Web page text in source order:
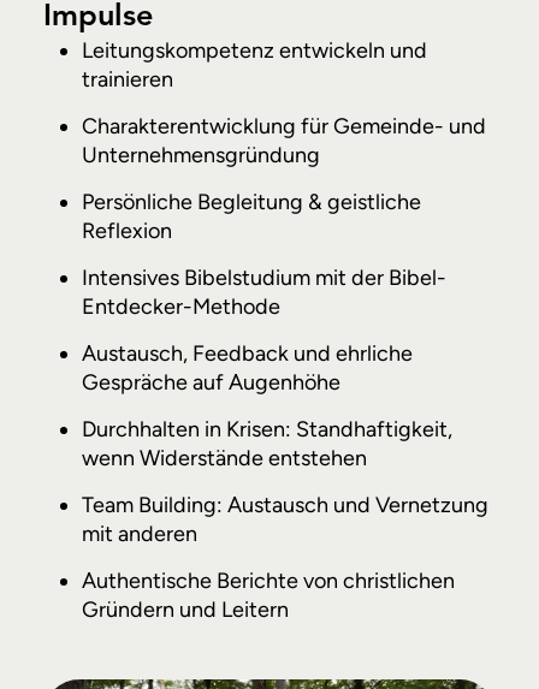
Impulse
Leitungskompetenz entwickeln und
trainieren
Charakterentwicklung für Gemeinde- und
Unternehmensgründung
Persönliche Begleitung & geistliche
Reflexion
Intensives Bibelstudium mit der Bibel-
Entdecker-Methode
Austausch, Feedback und ehrliche
Gespräche auf Augenhöhe
Durchhalten in Krisen: Standhaftigkeit,
wenn Widerstände entstehen
Team Building: Austausch und Vernetzung
mit anderen
Authentische Berichte von christlichen
Gründern und Leitern